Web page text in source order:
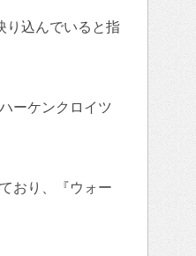
り込んでいると指
ーケンクロイツ
おり、『ウォー